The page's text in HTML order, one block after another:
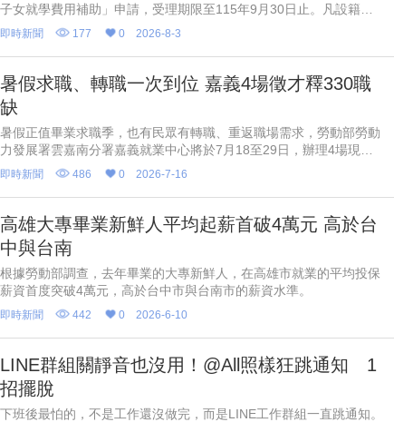
子女就學費用補助」申請，受理期限至115年9月30日止。凡設籍北
市、於4月1日至9月30日非自願離職失業之勞工，其子女就讀國內大
專校院並
即時新聞 177 0 2026-8-3
暑假求職、轉職一次到位 嘉義4場徵才釋330職
缺
暑假正值畢業求職季，也有民眾有轉職、重返職場需求，勞動部勞動
力發展署雲嘉南分署嘉義就業中心將於7月18至29日，辦理4場現場
徵才活動，包括半導體封測大廠矽品精密工業等企業，招募製程工程
師、設備工程師、
即時新聞 486 0 2026-7-16
高雄大專畢業新鮮人平均起薪首破4萬元 高於台
中與台南
根據勞動部調查，去年畢業的大專新鮮人，在高雄市就業的平均投保
薪資首度突破4萬元，高於台中市與台南市的薪資水準。
即時新聞 442 0 2026-6-10
LINE群組關靜音也沒用！@All照樣狂跳通知 1
招擺脫
下班後最怕的，不是工作還沒做完，而是LINE工作群組一直跳通知。